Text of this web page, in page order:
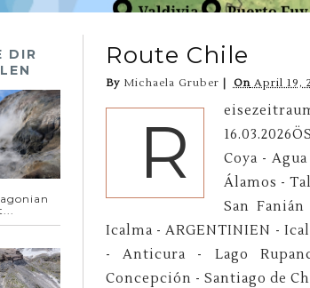
DIR
Route Chile
By Michaela Gruber OnApril 19,
R
Coya -
Álamos -
San
Icalma - ARGENTINIEN -
- Anticura - Lago
Concepción - Santiago de